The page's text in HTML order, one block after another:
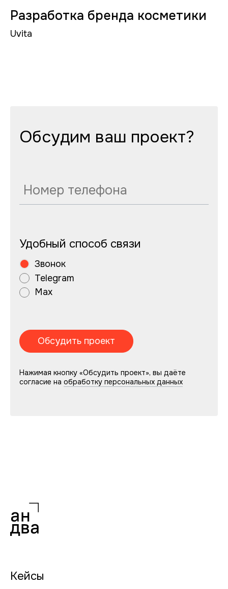
Разработка бренда косметики
Uvita
Обсудим ваш проект?
Удобный способ связи
Звонок
Telegram
Max
Нажимая кнопку «Обсудить проект», вы даёте
согласие наобработку персональных данных
Кейсы